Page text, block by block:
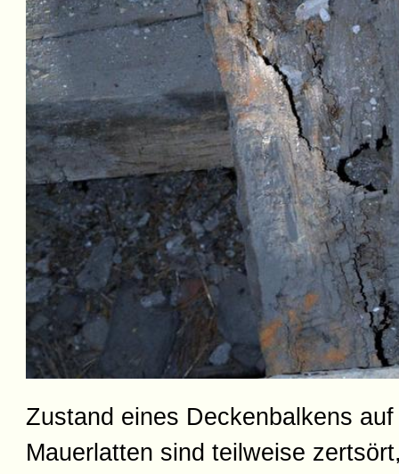
Zustand eines Deckenbalkens
Mauerlatten sind teilweise